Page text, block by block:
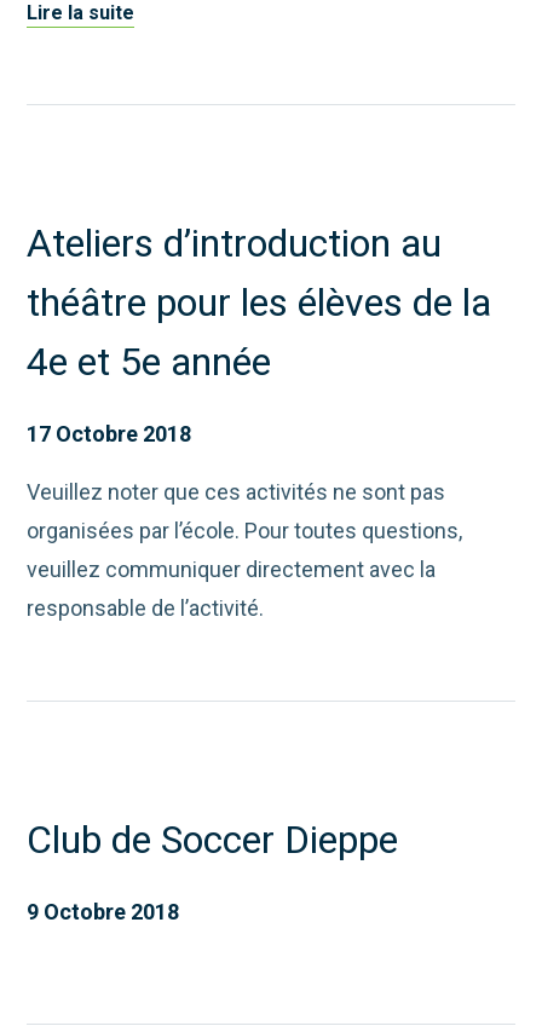
Lire la suite
Ateliers d’introduction au
théâtre pour les élèves de la
4e et 5e année
17 Octobre 2018
Veuillez noter que ces activités ne sont pas
organisées par l’école. Pour toutes questions,
veuillez communiquer directement avec la
responsable de l’activité.
Club de Soccer Dieppe
9 Octobre 2018